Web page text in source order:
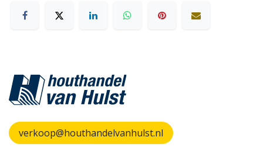
verkoop@houthandelvanhulst.nl